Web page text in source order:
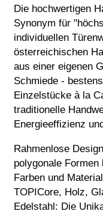
Die hochwertigen
Synonym für
individuellen
österreichischen
aus einer eigenen
Schmiede -
Einzelstücke à la
traditionelle
Energieeffizienz
Rahmenlose
polygonale
Farben und
TOPICore, Holz,
Edelstahl: Die